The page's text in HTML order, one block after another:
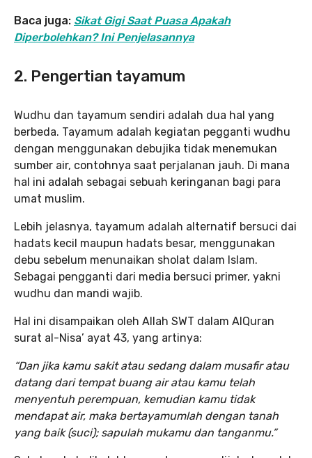
Baca juga: Sikat Gigi Saat Puasa Apakah
Diperbolehkan? Ini Penjelasannya
2. Pengertian tayamum
Wudhu dan tayamum sendiri adalah dua hal yang
berbeda. Tayamum adalah kegiatan pegganti wudhu
dengan menggunakan debujika tidak menemukan
sumber air, contohnya saat perjalanan jauh. Di mana
hal ini adalah sebagai sebuah keringanan bagi para
umat muslim.
Lebih jelasnya, tayamum adalah alternatif bersuci dai
hadats kecil maupun hadats besar, menggunakan
debu sebelum menunaikan sholat dalam Islam.
Sebagai pengganti dari media bersuci primer, yakni
wudhu dan mandi wajib.
Hal ini disampaikan oleh Allah SWT dalam AlQuran
surat al-Nisa’ ayat 43, yang artinya:
“Dan jika kamu sakit atau sedang dalam musafir atau
datang dari tempat buang air atau kamu telah
menyentuh perempuan, kemudian kamu tidak
mendapat air, maka bertayamumlah dengan tanah
yang baik (suci); sapulah mukamu dan tanganmu.”